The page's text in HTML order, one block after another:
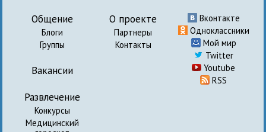
Общение
Блоги
Группы
Вакансии
Развлечение
Конкурсы
Медицинский
О проекте
Партнеры
Контакты
Вконтакте
Одноклассники
Мой мир
Twitter
Youtube
RSS